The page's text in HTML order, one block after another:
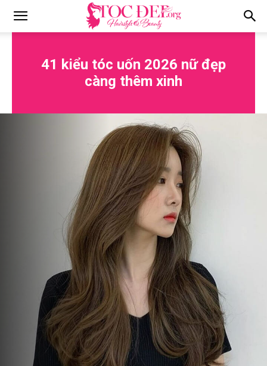
41 kiểu tóc uốn 2026 nữ đẹp
càng thêm xinh